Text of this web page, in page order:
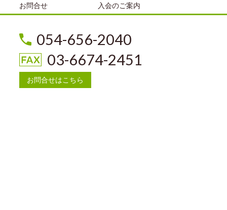
お問合せ 入会のご案内
054-656-2040
03-6674-2451
お問合せはこちら